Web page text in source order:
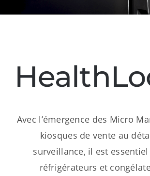
Ressources
Avec l’émergence des Micro
kiosques de vente au
surveillance, il est
réfrigérateurs et